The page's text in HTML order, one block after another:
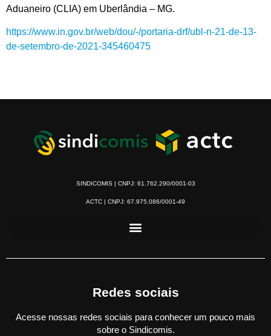
Aduaneiro (CLIA) em Uberlândia – MG.
https://www.in.gov.br/web/dou/-/portaria-drf/ubl-n-21-de-13-
de-setembro-de-2021-345460475
SINDICOMIS | CNPJ: 61.762.290/0001-03
ACTC | CNPJ: 67.975.086/0001-49
Redes sociais
Acesse nossas redes sociais para conhecer um pouco mais
sobre o Sindicomis.